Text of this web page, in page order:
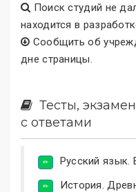
Поиск студий не
находится в
Сообщить об
дне страницы.
Тесты,
с ответами
Русский язык.
История.